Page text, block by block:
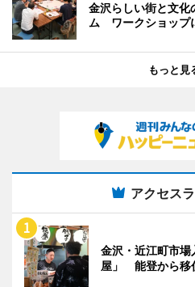
金沢らしい街と文化
ム ワークショップ
もっと見
アクセス
金沢・近江町市場
屋」 能登から移